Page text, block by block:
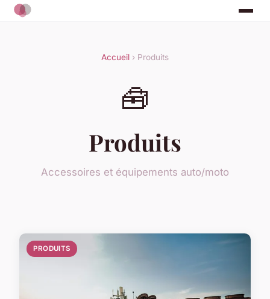
Accueil › Produits
🧰
Produits
Accessoires et équipements auto/moto
PRODUITS